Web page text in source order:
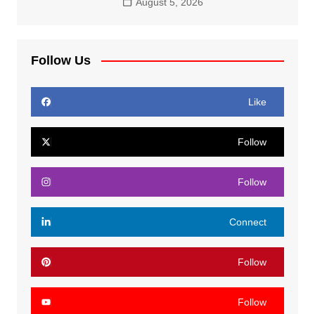
Follow Us
Like
Follow
Follow
Connect
Follow
Follow